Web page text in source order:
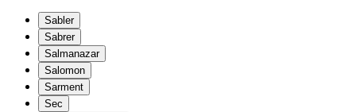
Sabler
Sabrer
Salmanazar
Salomon
Sarment
Sec